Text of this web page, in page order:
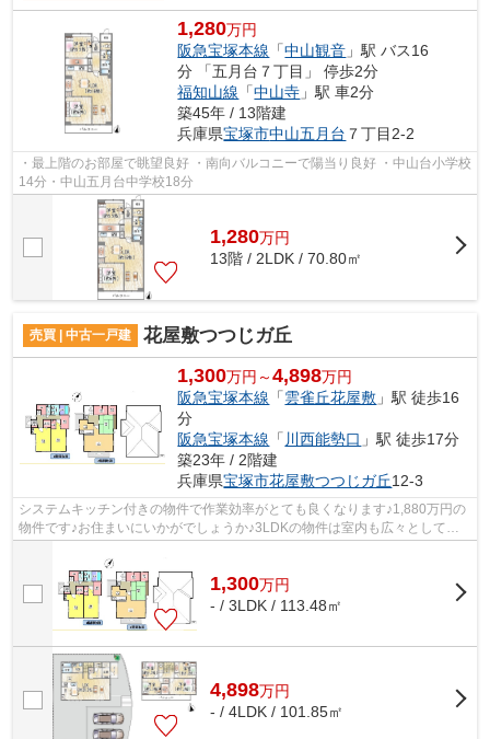
1,280万円
阪急宝塚本線 「中山観音 」駅 バス16
分 「五月台７丁目」 停歩2分
福知山線 「中山寺 」駅 車2分
築45年 / 13階建
兵庫県宝塚市中山五月台 ７丁目2-2
・最上階のお部屋で眺望良好 ・南向バルコニーで陽当り良好 ・中山台小学校
14分・中山五月台中学校18分
1,280万円
13階 / 2LDK / 70.80㎡
売買 | 中古一戸建 花屋敷つつじガ丘
1,300万円～4,898万円
阪急宝塚本線 「雲雀丘花屋敷 」駅 徒歩16
分
阪急宝塚本線 「 川西能勢口 」駅 徒歩17分
築23年 / 2階建
兵庫県宝塚市花屋敷つつじガ丘12-3
システムキッチン付きの物件で作業効率がとても良くなります♪1,880万円の
物件です♪お住まいにいかがでしょうか♪3LDKの物件は室内も広々としてお
1,300万円
- / 3LDK / 113.48㎡
4,898万円
- / 4LDK / 101.85㎡